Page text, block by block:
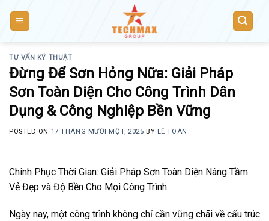
TƯ VẤN KỸ THUẬT
Đừng Để Sơn Hỏng Nữa: Giải Pháp
Sơn Toàn Diện Cho Công Trình Dân
Dụng & Công Nghiệp Bền Vững
POSTED ON 17 THÁNG MƯỜI MỘT, 2025 BY LÊ TOÀN
Chinh Phục Thời Gian: Giải Pháp Sơn Toàn Diện Nâng Tầm
Vẻ Đẹp và Độ Bền Cho Mọi Công Trình
Ngày nay, một công trình không chỉ cần vững chãi về cấu trúc